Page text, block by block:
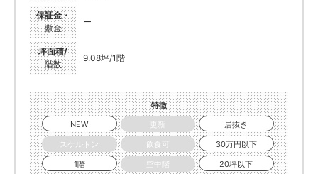
保証金・
敷金
ー
坪面積/
階数
9.08坪/1階
特徴
NEW
更新
居抜き
スケルトン
飲食可
30万円以下
1階
空中階
20坪以下